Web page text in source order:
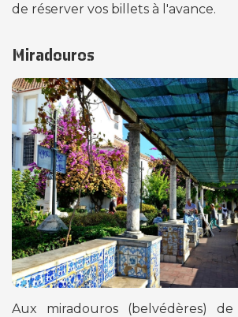
de réserver vos billets à l'avance.
Miradouros
Aux miradouros (belvédères) de